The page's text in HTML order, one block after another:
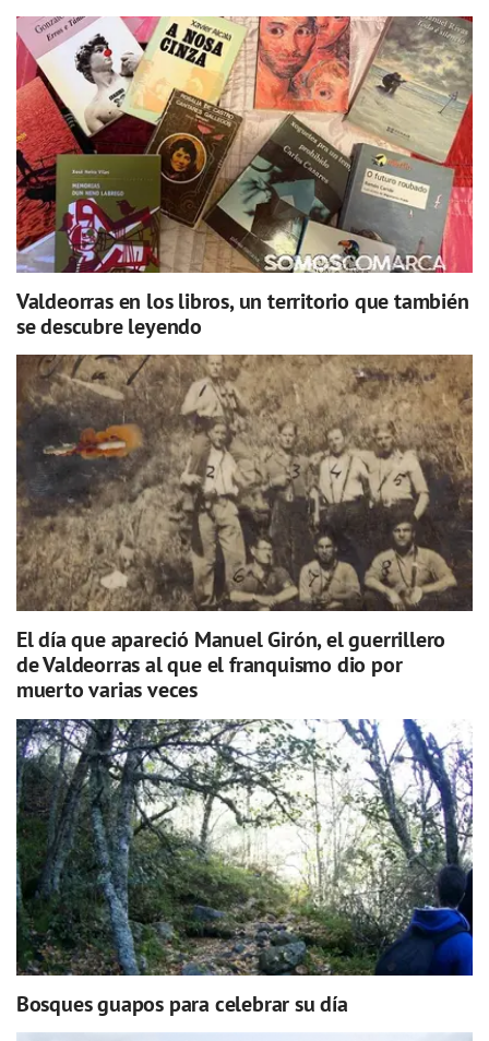
Valdeorras en los libros, un territorio que también
se descubre leyendo
El día que apareció Manuel Girón, el guerrillero
de Valdeorras al que el franquismo dio por
muerto varias veces
Bosques guapos para celebrar su día